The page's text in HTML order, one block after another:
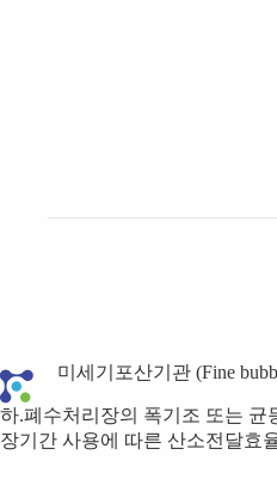
미세기포산기관 (Fine
하.폐수처리장의 폭기조 또는 균
장기간 사용에 따른 산소전달효